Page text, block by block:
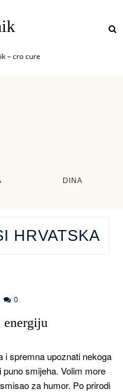
– cro cure
DINA
HRVATSKA
0
energiju
i spremna upoznati nekoga
smijeha. Volim more
za humor. Po prirodi